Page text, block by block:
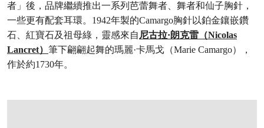
者」後，品牌繼續推出一系列芭蕾舞者、舞者和仙子胸針，
一些更有配套耳環。1942年製的Camargo胸針以鉑金鑲嵌鑽
石、紅寶石及祖母綠，靈感來自 尼古拉·朗克雷（Nicolas
Lancret） 筆下翩翩起舞的瑪麗·卡馬戈（Marie Camargo），
作於約1730年。